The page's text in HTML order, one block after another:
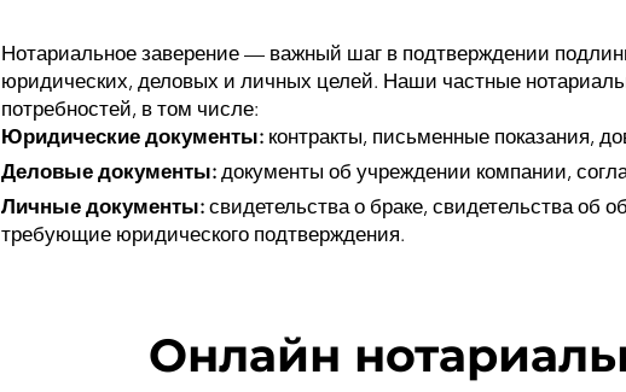
Нотариальное заверение — важный шаг в подтверждении
юридических, деловых и личных целей. Наши частные
потребностей, в том числе:
Юридические документы: контракты, письменные показания,
Деловые документы: документы об учреждении компании,
Личные документы: свидетельства о браке, свидетельства об
требующие юридического подтверждения.
Онлайн